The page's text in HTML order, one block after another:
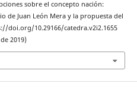
sobre el concepto nación:
de Juan León Mera y la propuesta del
doi.org/10.29166/catedra.v2i2.1655
2019)